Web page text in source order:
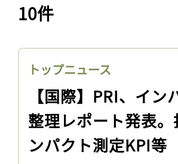
10件
トップニュース
【国際】PRI、イ
整理レポート発表
ンパクト測定KPI等